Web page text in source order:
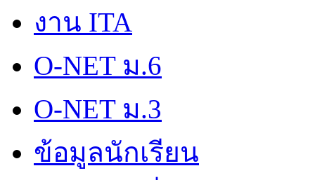
งาน ITA
O-NET ม.6
O-NET ม.3
ข้อมูลนักเรียน